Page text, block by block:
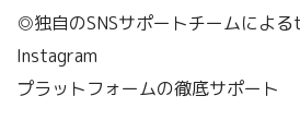
◎独自のSNSサポートチームによる
Instagram
プラットフォームの徹底サポート